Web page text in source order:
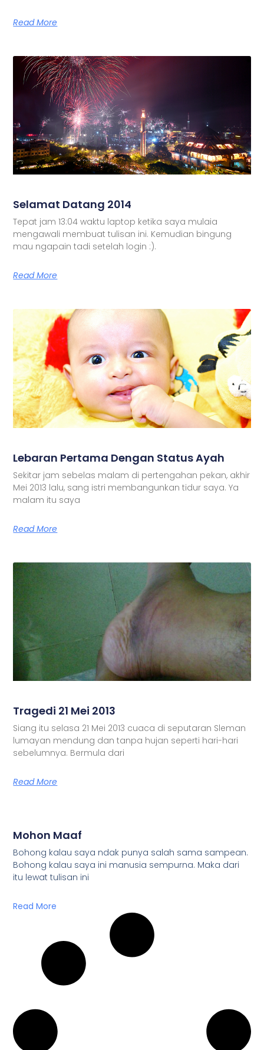
Read More
Selamat Datang 2014
Tepat jam 13:04 waktu laptop ketika saya mulaia
mengawali membuat tulisan ini. Kemudian bingung
mau ngapain tadi setelah login :).
Read More
Lebaran Pertama Dengan Status Ayah
Sekitar jam sebelas malam di pertengahan pekan, akhir
Mei 2013 lalu, sang istri membangunkan tidur saya. Ya
malam itu saya
Read More
Tragedi 21 Mei 2013
Siang itu selasa 21 Mei 2013 cuaca di seputaran Sleman
lumayan mendung dan tanpa hujan seperti hari-hari
sebelumnya. Bermula dari
Read More
Mohon Maaf
Bohong kalau saya ndak punya salah sama sampean.
Bohong kalau saya ini manusia sempurna. Maka dari
itu lewat tulisan ini
Read More